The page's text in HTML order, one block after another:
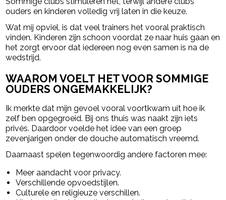
ouders en kinderen volledig vrij laten in die keuze.
Wat mij opviel, is dat veel trainers het vooral praktisch
vinden. Kinderen zijn schoon voordat ze naar huis gaan en
het zorgt ervoor dat iedereen nog even samen is na de
wedstrijd.
WAAROM VOELT HET VOOR SOMMIGE
OUDERS ONGEMAKKELIJK?
Ik merkte dat mijn gevoel vooral voortkwam uit hoe ik
zelf ben opgegroeid. Bij ons thuis was naakt zijn iets
privés. Daardoor voelde het idee van een groep
zevenjarigen onder de douche automatisch vreemd.
Daarnaast spelen tegenwoordig andere factoren mee:
Meer aandacht voor privacy.
Verschillende opvoedstijlen.
Culturele en religieuze verschillen.